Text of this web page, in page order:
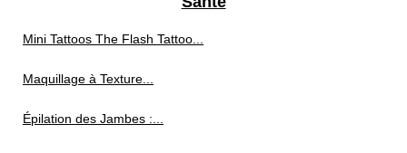
Mini Tattoos The Flash Tattoo...
Maquillage à Texture...
Épilation des Jambes :...